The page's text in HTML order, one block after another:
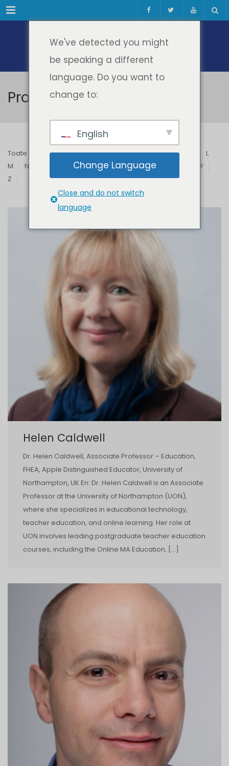
Meniul
Profesori & Invitați
Toate B C D E F G H I J
L
M
N Q R S T U V
Y
Z
Helen Caldwell
Dr. Helen Caldwell, Associate Professor – Education,
FHEA, Apple Distinguished Educator, University of
Northampton, UK En: Dr. Helen Caldwell is an Associate
Professor at the University of Northampton (UON),
where she specializes in educational technology,
teacher education, and online learning. Her role at
UON involves leading postgraduate teacher education
courses, including the Online MA Education, […]
We've detected you might
be speaking a different
language. Do you want to
change to:
English
Change Language
Close and do not switch
language